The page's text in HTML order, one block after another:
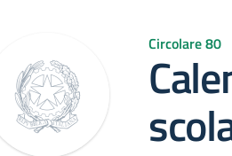
Circolare 80